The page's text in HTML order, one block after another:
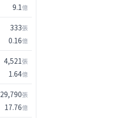
9.1億
333張
0.16億
4,521張
1.64億
29,790張
17.76億